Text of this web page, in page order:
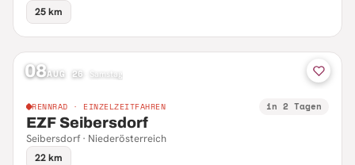
25 km
08AUG 26 Samstag
RENNRAD · EINZELZEITFAHREN in 2 Tagen
EZF Seibersdorf
Seibersdorf · Niederösterreich
22 km